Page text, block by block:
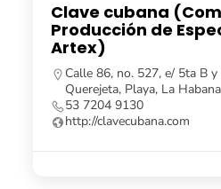
Clave cubana
Producción de
Artex)
Calle 86, no. 527, e/ 5ta B
Querejeta, Playa, La
53 7204 9130
http://clavecubana.com